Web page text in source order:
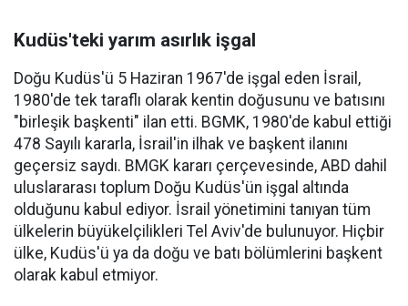
Kudüs'teki yarım asırlık işgal
Doğu Kudüs'ü 5 Haziran 1967'de işgal eden İsrail,
1980'de tek taraflı olarak kentin doğusunu ve batısını
"birleşik başkenti" ilan etti. BGMK, 1980'de kabul ettiği
478 Sayılı kararla, İsrail'in ilhak ve başkent ilanını
geçersiz saydı. BMGK kararı çerçevesinde, ABD dahil
uluslararası toplum Doğu Kudüs'ün işgal altında
olduğunu kabul ediyor. İsrail yönetimini tanıyan tüm
ülkelerin büyükelçilikleri Tel Aviv'de bulunuyor. Hiçbir
ülke, Kudüs'ü ya da doğu ve batı bölümlerini başkent
olarak kabul etmiyor.